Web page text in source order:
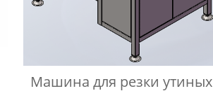
Машина для резки утиных